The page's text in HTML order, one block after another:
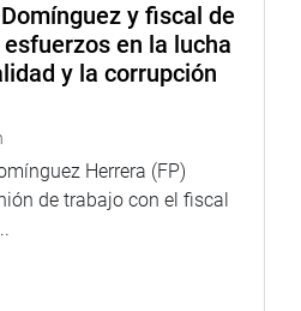
y fiscal de
en la lucha
y la corrupción
Herrera (FP)
de trabajo con el fiscal